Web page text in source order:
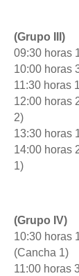
(Grupo III)
09:30 horas
10:00 horas
11:30 horas
12:00 horas
2)
13:30 horas
14:00 horas
1)
(Grupo IV)
10:30 horas
(Cancha 1)
11:00 horas